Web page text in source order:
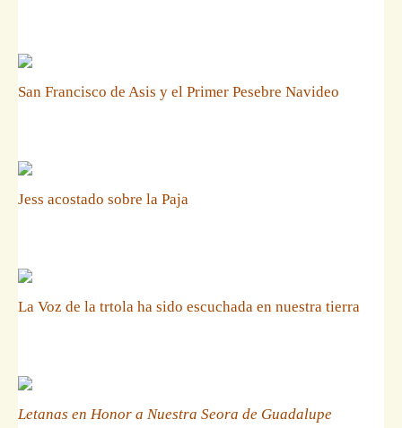
San Francisco de Asis y el Primer Pesebre Navideo
Jess acostado sobre la Paja
La Voz de la trtola ha sido escuchada en nuestra tierra
Letanas en Honor a Nuestra Seora de Guadalupe